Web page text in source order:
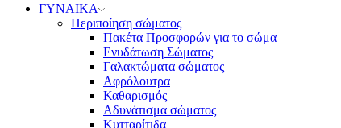
ΓΥΝΑΙΚΑ
Περιποίηση σώματος
Πακέτα Προσφορών για το σώμα
Ενυδάτωση Σώματος
Γαλακτώματα σώματος
Αφρόλουτρα
Καθαρισμός
Αδυνάτισμα σώματος
Κυτταρίτιδα